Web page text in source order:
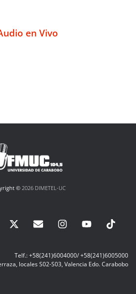
en Vivo
©2026 DIMETEL-UC
Telf.: +58(241)6004000/ +58(241)6005000
locales S02-S03, Valencia Edo. Carabobo